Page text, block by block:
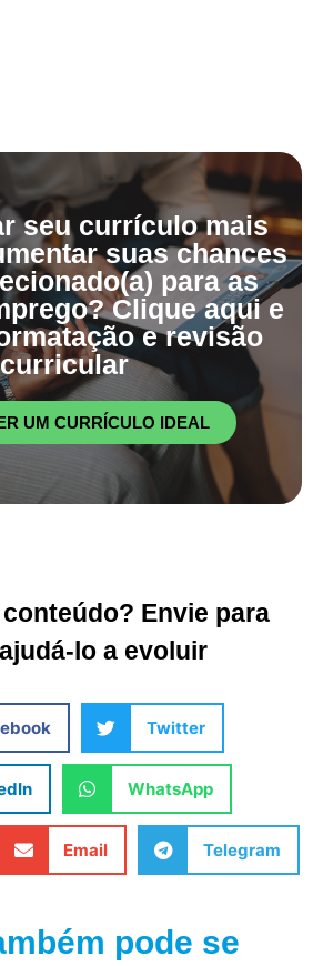
seu currículo mais
suas chances
para as
Clique aqui e
e revisão
curricular
UM CURRÍCULO IDEAL
Envie para
lo a evoluir
Twitter
WhatsApp
Email Telegram
pode se